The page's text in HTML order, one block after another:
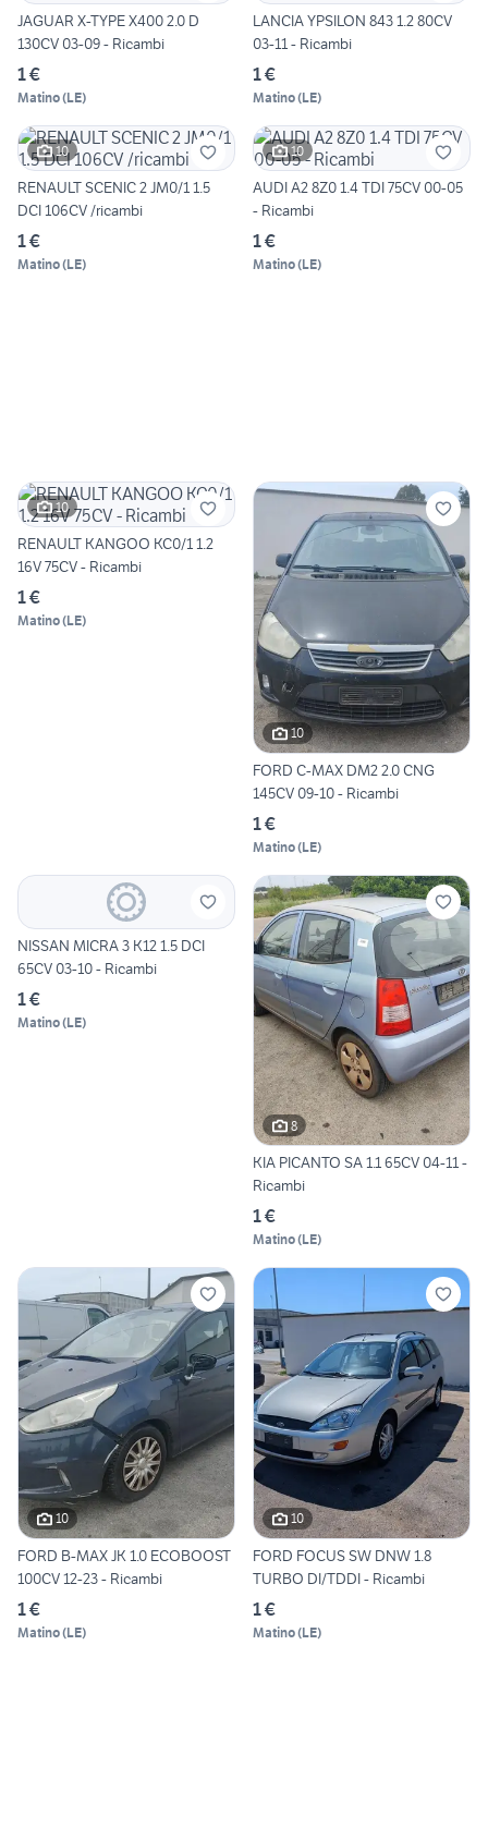
JAGUAR X-TYPE X400 2.0 D
130CV 03-09 - Ricambi
1 €
Matino(LE)
LANCIA YPSILON 843 1.2 80CV
03-11 - Ricambi
1 €
Matino(LE)
10
RENAULT SCENIC 2 JM0/1 1.5
DCI 106CV /ricambi
1 €
Matino(LE)
10
AUDI A2 8Z0 1.4 TDI 75CV 00-05
- Ricambi
1 €
Matino(LE)
10
RENAULT KANGOO KC0/1 1.2
16V 75CV - Ricambi
1 €
Matino(LE)
10
FORD C-MAX DM2 2.0 CNG
145CV 09-10 - Ricambi
1 €
Matino(LE)
NISSAN MICRA 3 K12 1.5 DCI
65CV 03-10 - Ricambi
1 €
Matino(LE)
8
KIA PICANTO SA 1.1 65CV 04-11 -
Ricambi
1 €
Matino(LE)
10
FORD B-MAX JK 1.0 ECOBOOST
100CV 12-23 - Ricambi
1 €
Matino(LE)
10
FORD FOCUS SW DNW 1.8
TURBO DI/TDDI - Ricambi
1 €
Matino(LE)